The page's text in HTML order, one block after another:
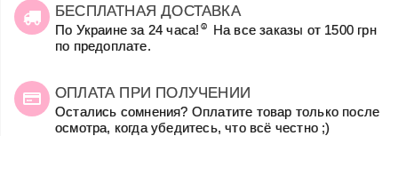
БЕСПЛАТНАЯ ДОСТАВКА
По Украине за 24 часа! ☺
На все заказы от 1500 грн
по предоплате.
ОПЛАТА ПРИ ПОЛУЧЕНИИ
Остались сомнения? Оплатите товар только после
осмотра, когда убедитесь, что всё честно ;)